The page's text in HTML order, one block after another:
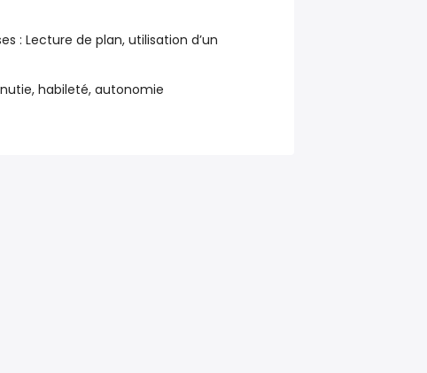
: Lecture de plan, utilisation d’un
habileté, autonomie